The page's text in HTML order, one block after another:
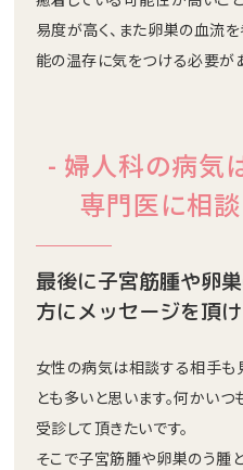
易度が高く、また卵巣の血流
能の温存に気をつける必要が
- 婦人科の病気
専門医に相
最後に子宮筋腫や卵
方にメッセージを頂
女性の病気は相談する相手も
とも多いと思います。何かい
受診して頂きたいです。
そこで子宮筋腫や卵巣のう腫